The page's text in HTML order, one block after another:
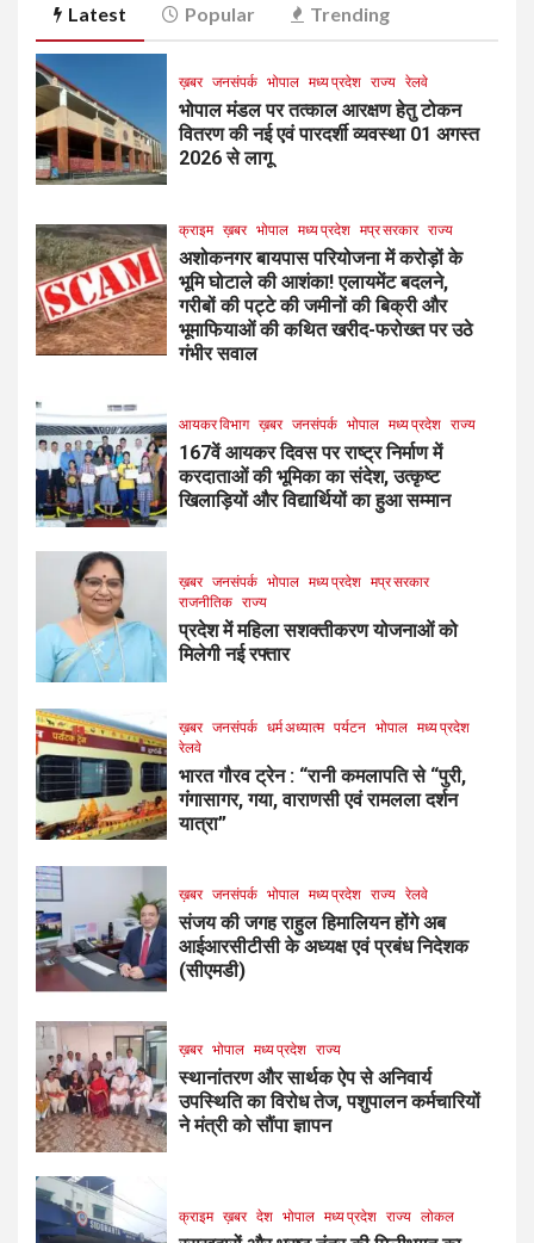
Latest Popular Trending
ख़बर जनसंपर्क भोपाल मध्य प्रदेश राज्य रेलवे
भोपाल मंडल पर तत्काल आरक्षण हेतु टोकन
वितरण की नई एवं पारदर्शी व्यवस्था 01 अगस्त
2026 से लागू
क्राइम ख़बर भोपाल मध्य प्रदेश मप्र सरकार राज्य
अशोकनगर बायपास परियोजना में करोड़ों के
भूमि घोटाले की आशंका! एलायमेंट बदलने,
गरीबों की पट्टे की जमीनों की बिक्री और
भूमाफियाओं की कथित खरीद-फरोख्त पर उठे
गंभीर सवाल
आयकर विभाग ख़बर जनसंपर्क भोपाल मध्य प्रदेश राज्य
167वें आयकर दिवस पर राष्ट्र निर्माण में
करदाताओं की भूमिका का संदेश, उत्कृष्ट
खिलाड़ियों और विद्यार्थियों का हुआ सम्मान
ख़बर जनसंपर्क भोपाल मध्य प्रदेश मप्र सरकार
राजनीतिक राज्य
प्रदेश में महिला सशक्तीकरण योजनाओं को
मिलेगी नई रफ्तार
ख़बर जनसंपर्क धर्म अध्यात्म पर्यटन भोपाल मध्य प्रदेश
रेलवे
भारत गौरव ट्रेन : “रानी कमलापति से “पुरी,
गंगासागर, गया, वाराणसी एवं रामलला दर्शन
यात्रा”
ख़बर जनसंपर्क भोपाल मध्य प्रदेश राज्य रेलवे
संजय की जगह राहुल हिमालियन होंगे अब
आईआरसीटीसी के अध्यक्ष एवं प्रबंध निदेशक
(सीएमडी)
ख़बर भोपाल मध्य प्रदेश राज्य
स्थानांतरण और सार्थक ऐप से अनिवार्य
उपस्थिति का विरोध तेज, पशुपालन कर्मचारियों
ने मंत्री को सौंपा ज्ञापन
क्राइम ख़बर देश भोपाल मध्य प्रदेश राज्य लोकल